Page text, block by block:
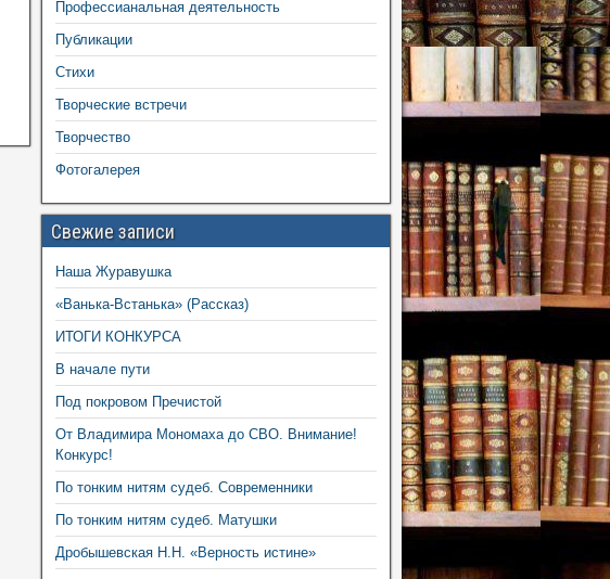
Профессианальная деятельность
Публикации
Стихи
Творческие встречи
Творчество
Фотогалерея
Свежие записи
Наша Журавушка
«Ванька-Встанька» (Рассказ)
ИТОГИ КОНКУРСА
В начале пути
Под покровом Пречистой
От Владимира Мономаха до СВО. Внимание!
Конкурс!
По тонким нитям судеб. Современники
По тонким нитям судеб. Матушки
Дробышевская Н.Н. «Верность истине»